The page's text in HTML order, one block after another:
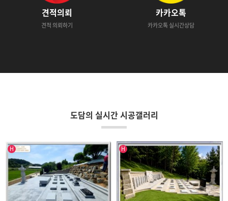
견적의뢰
견적 의뢰하기
카카오톡
카카오톡 실시간상담
도담의 실시간 시공갤러리
H
인기글
H
인기글